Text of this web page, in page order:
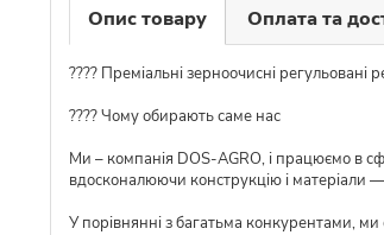
Опис товару Оплата та
???? Преміальні зерноочисні
???? Чому обирають саме нас
Ми – компанія DOS-AGRO, і працюємо в
вдосконалюючи конструкцію і матеріали
У порівнянні з багатьма конкурентами,